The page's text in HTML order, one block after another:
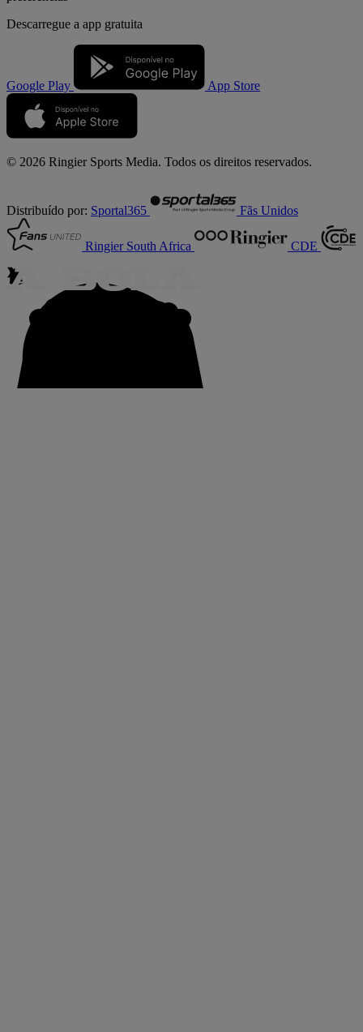
Descarregue a app gratuita
Google Play App Store
© 2026 Ringier Sports Media. Todos os direitos reservados.
Distribuído por: Sportal365 Fãs Unidos
Ringier South Africa CDE